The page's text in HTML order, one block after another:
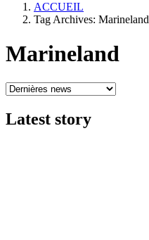
ACCUEIL
Tag Archives: Marineland
Marineland
Latest story